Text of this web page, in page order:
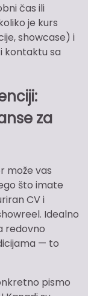
čas ili
je kurs
showcase) i
kontaktu sa
za
može vas
što imate
CV i
Idealno
redovno
— to
pismo